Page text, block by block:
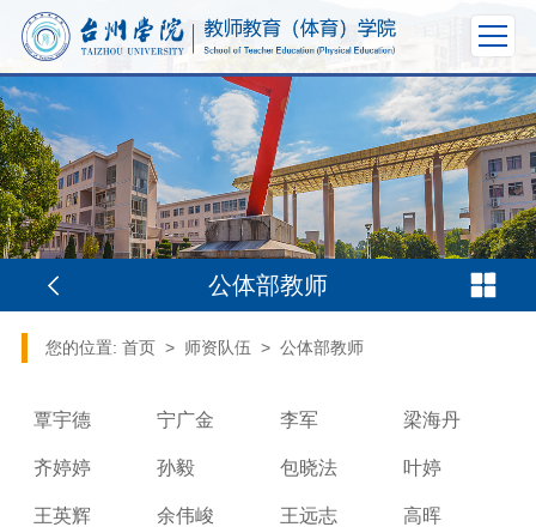
公体部教师
您的位置: 首页> 师资队伍 > 公体部教师
覃宇德 宁广金 李军 梁海丹
齐婷婷 孙毅 包晓法 叶婷
王英辉 余伟峻 王远志 高晖